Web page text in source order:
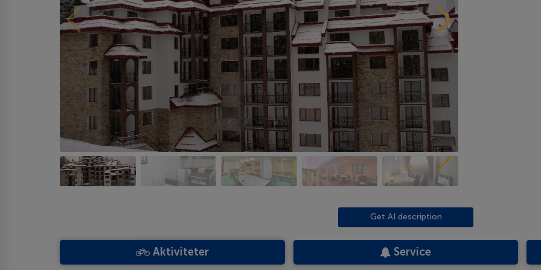
Get AI description
Aktiviteter Service